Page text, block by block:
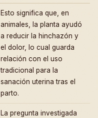
Esto significa que, en
animales, la planta ayudó
a reducir la hinchazón y
el dolor, lo cual guarda
relación con el uso
tradicional para la
sanación uterina tras el
parto.
La pregunta investigada